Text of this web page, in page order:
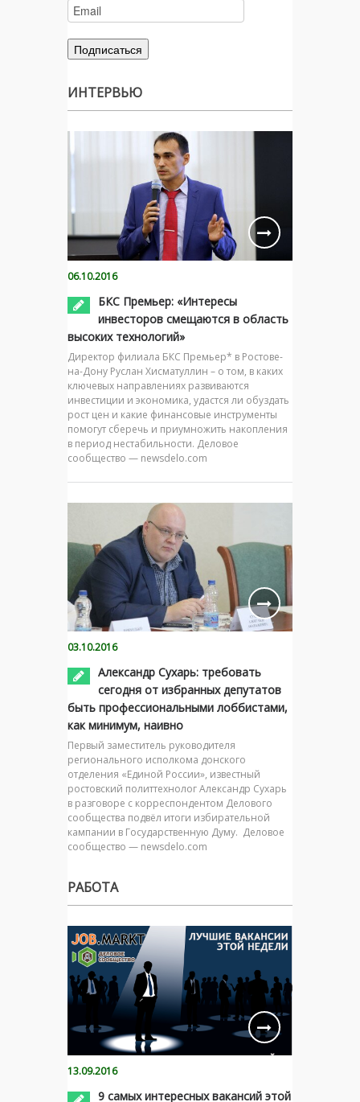
ИНТЕРВЬЮ
06.10.2016
БКС Премьер: «Интересы
инвесторов смещаются в область
высоких технологий»
Директор филиала БКС Премьер* в Ростове-
на-Дону Руслан Хисматуллин – о том, в каких
ключевых направлениях развиваются
инвестиции и экономика, удастся ли обуздать
рост цен и какие финансовые инструменты
помогут сберечь и приумножить накопления
в период нестабильности. Деловое
сообщество — newsdelo.com
03.10.2016
Александр Сухарь: требовать
сегодня от избранных депутатов
быть профессиональными лоббистами,
как минимум, наивно
Первый заместитель руководителя
регионального исполкома донского
отделения «Единой России», известный
ростовский политтехнолог Александр Сухарь
в разговоре с корреспондентом Делового
сообщества подвёл итоги избирательной
кампании в Государственную Думу. Деловое
сообщество — newsdelo.com
РАБОТА
13.09.2016
9 самых интересных вакансий этой